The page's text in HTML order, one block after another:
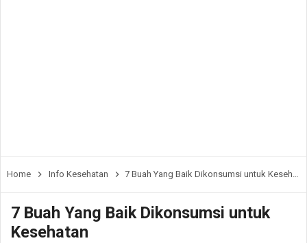
Home Info Kesehatan 7 Buah Yang Baik Dikonsumsi untuk Kesehatan
7 Buah Yang Baik Dikonsumsi untuk
Kesehatan